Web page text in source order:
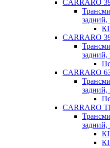
CARRARO
задний,
CARRARO
задний,
CARRARO
задний,
CARRARO
задний,